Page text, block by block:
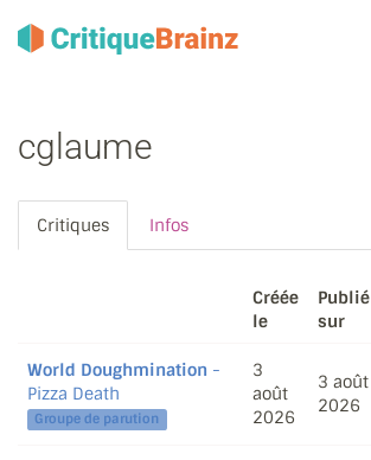
cglaume
Critiques Infos
Créée
le
Publié
sur
World Doughmination -
Pizza Death
Groupe de parution
3
août
2026
3 août
2026